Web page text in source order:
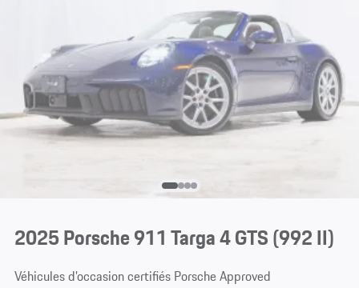
2025 Porsche 911 Targa 4 GTS(992 II)
Véhicules d’occasion certifiés Porsche Approved